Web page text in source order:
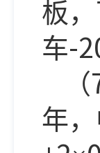
板
车-
（
年